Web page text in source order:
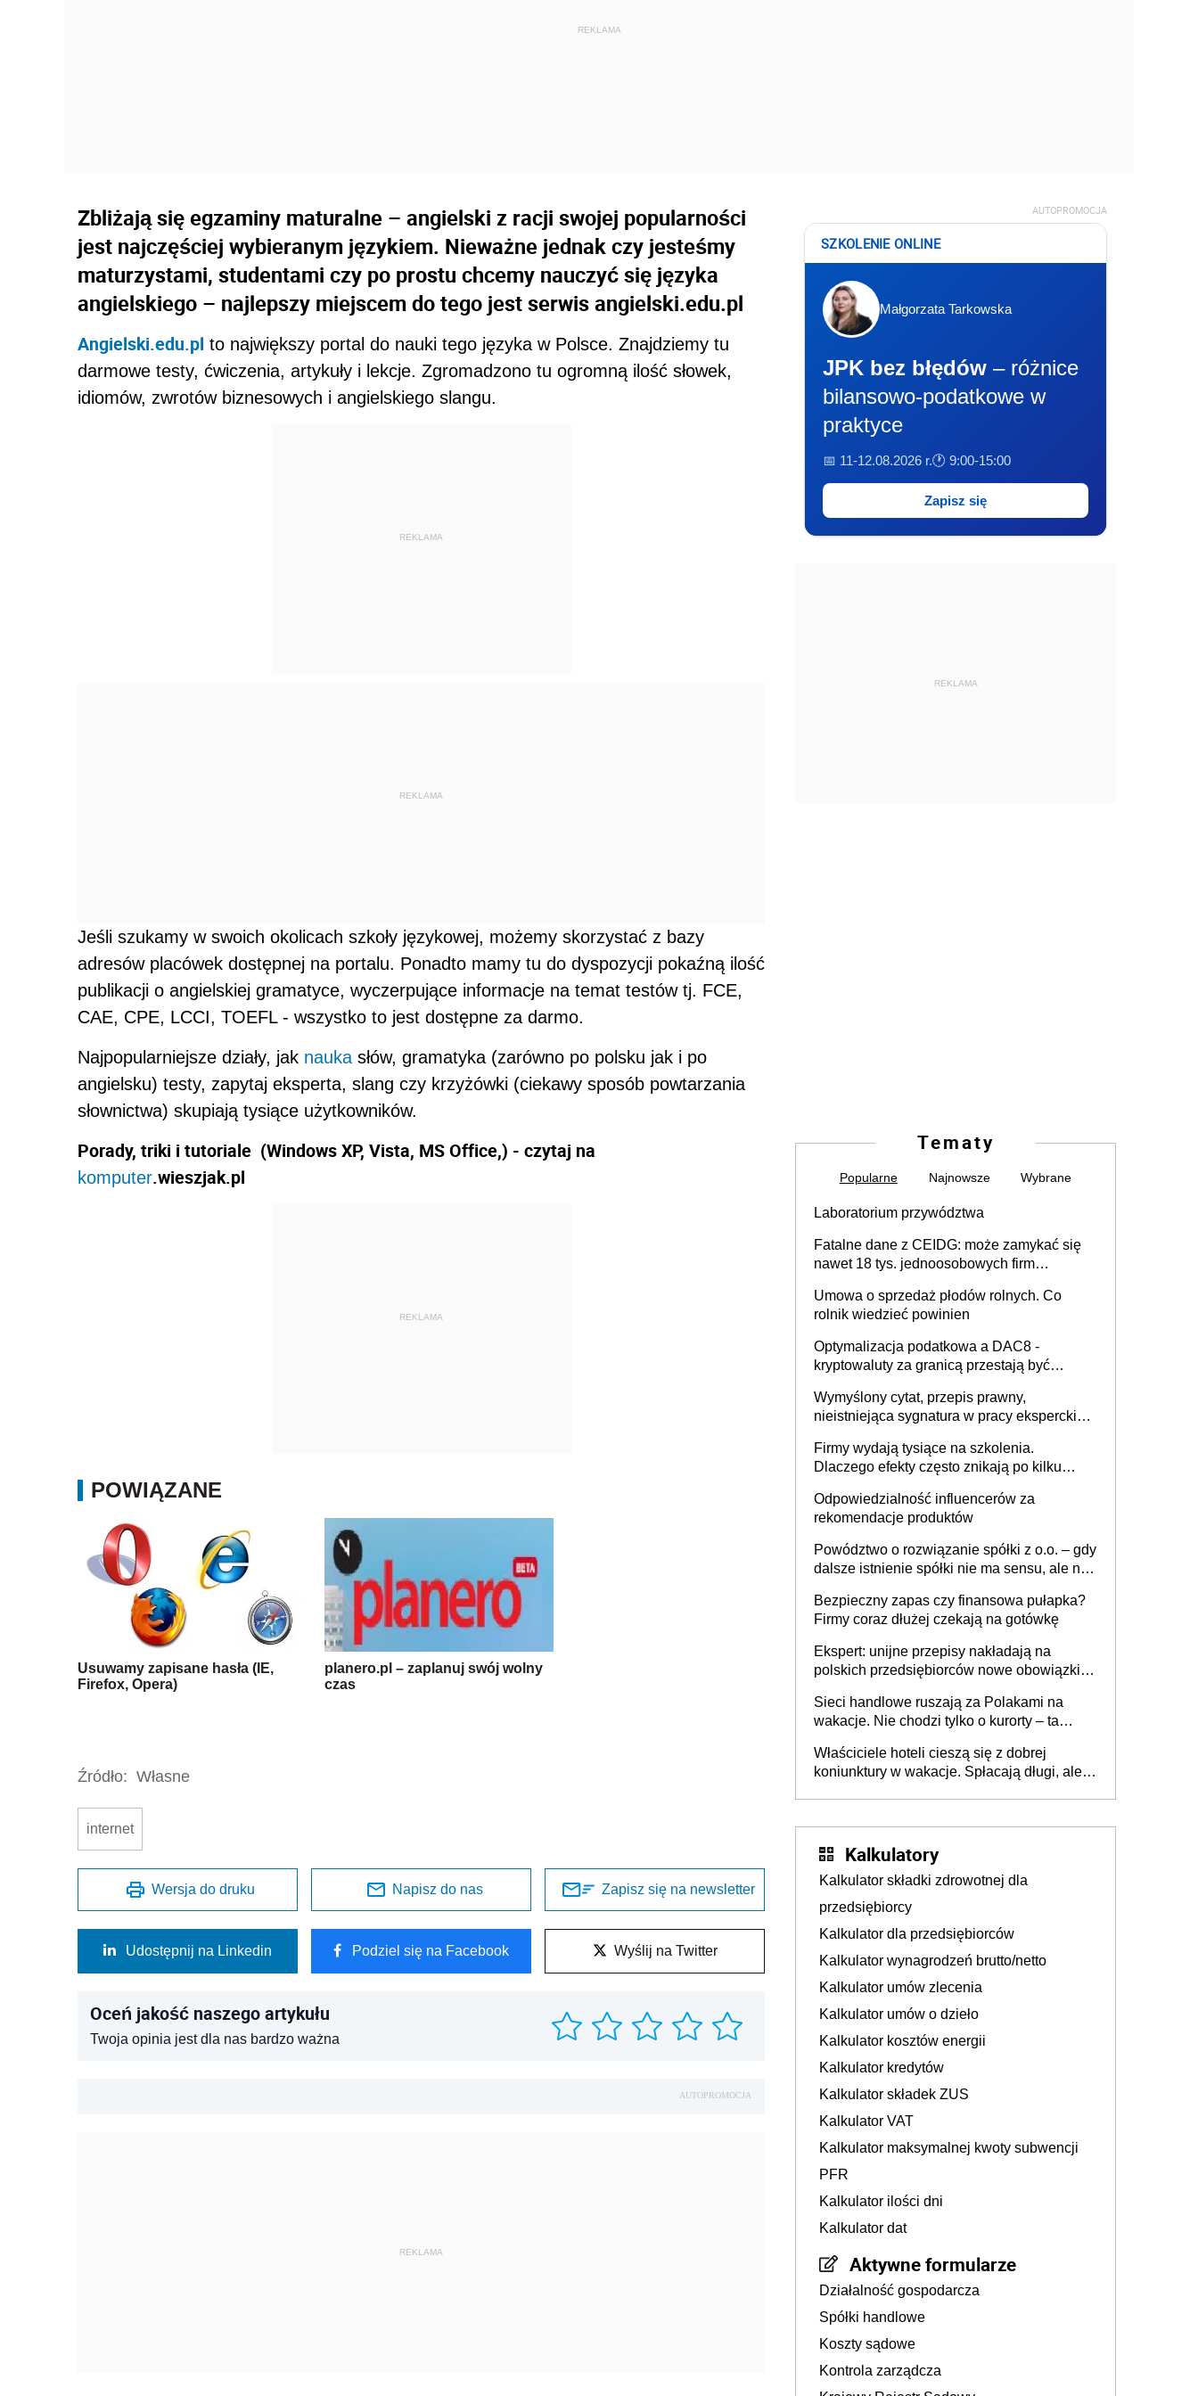
Zbliżają się egzaminy maturalne – angielski z racji swojej popularności
jest najczęściej wybieranym językiem. Nieważne jednak czy jesteśmy
maturzystami, studentami czy po prostu chcemy nauczyć się języka
angielskiego – najlepszy miejscem do tego jest serwis angielski.edu.pl
Angielski.edu.pl to największy portal do nauki tego języka w Polsce. Znajdziemy tu
darmowe testy, ćwiczenia, artykuły i lekcje. Zgromadzono tu ogromną ilość słowek,
idiomów, zwrotów biznesowych i angielskiego slangu.
REKLAMA
Jeśli szukamy w swoich okolicach szkoły językowej, możemy skorzystać z bazy
adresów placówek dostępnej na portalu. Ponadto mamy tu do dyspozycji pokaźną ilość
publikacji o angielskiej gramatyce, wyczerpujące informacje na temat testów tj. FCE,
CAE, CPE, LCCI, TOEFL - wszystko to jest dostępne za darmo.
Najpopularniejsze działy, jak nauka słów, gramatyka (zarówno po polsku jak i po
angielsku) testy, zapytaj eksperta, slang czy krzyżówki (ciekawy sposób powtarzania
słownictwa) skupiają tysiące użytkowników.
Porady, triki i tutoriale (Windows XP, Vista, MS Office,) - czytaj na
komputer.wieszjak.pl
POWIĄZANE
Usuwamy zapisane hasła (IE,
Firefox, Opera)
planero.pl – zaplanuj swój wolny
czas
Źródło: Własne
internet
Wersja do druku Napisz do nas Zapisz się na newsletter
Udostępnij na Linkedin Podziel się na Facebook Wyślij na Twitter
Oceń jakość naszego artykułu
Twoja opinia jest dla nas bardzo ważna
AUTOPROMOCJA
REKLAMA
AUTOPROMOCJA
SZKOLENIE ONLINE
Małgorzata Tarkowska
JPK bez błędów – różnice
bilansowo-podatkowe w
praktyce
📅 11-12.08.2026 r.🕐 9:00-15:00
Zapisz się
REKLAMA
Tematy
Popularne Najnowsze Wybrane
Laboratorium przywództwa
Fatalne dane z CEIDG: może zamykać się
nawet 18 tys. jednoosobowych firm
Umowa o sprzedaż płodów rolnych. Co
rolnik wiedzieć powinien
Optymalizacja podatkowa a DAC8 -
kryptowaluty za granicą przestają być
Wymyślony cytat, przepis prawny,
nieistniejąca sygnatura w pracy eksperckiej -
firmie
Firmy wydają tysiące na szkolenia.
Dlaczego efekty często znikają po kilku
Odpowiedzialność influencerów za
rekomendacje produktów
Powództwo o rozwiązanie spółki z o.o. – gdy
dalsze istnienie spółki nie ma sensu, ale nie
Bezpieczny zapas czy finansowa pułapka?
Firmy coraz dłużej czekają na gotówkę
Ekspert: unijne przepisy nakładają na
polskich przedsiębiorców nowe obowiązki w
Sieci handlowe ruszają za Polakami na
wakacje. Nie chodzi tylko o kurorty – ta
tam, gdzie wielu spędzi urlop po cichu
Właściciele hoteli cieszą się z dobrej
koniunktury w wakacje. Spłacają długi, ale
Kalkulatory
Kalkulator składki zdrowotnej dla
przedsiębiorcy
Kalkulator dla przedsiębiorców
Kalkulator wynagrodzeń brutto/netto
Kalkulator umów zlecenia
Kalkulator umów o dzieło
Kalkulator kosztów energii
Kalkulator kredytów
Kalkulator składek ZUS
Kalkulator VAT
Kalkulator maksymalnej kwoty subwencji
PFR
Kalkulator ilości dni
Kalkulator dat
Aktywne formularze
Działalność gospodarcza
Spółki handlowe
Koszty sądowe
Kontrola zarządcza